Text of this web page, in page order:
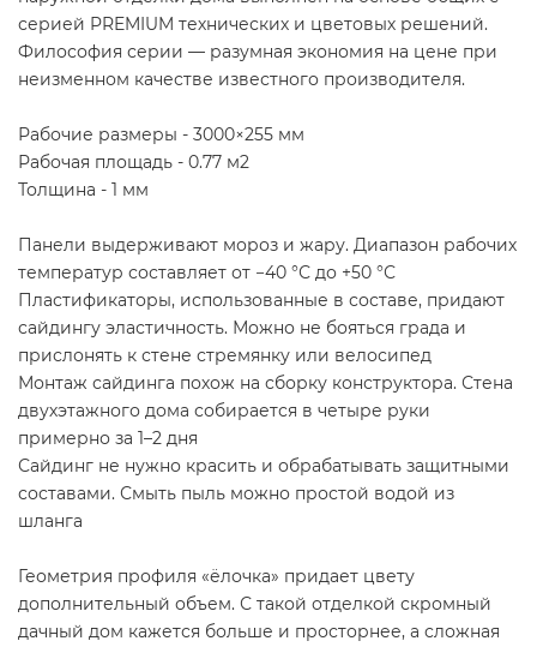
серией PREMIUM технических и цветовых решений.
Философия серии — разумная экономия на цене при
неизменном качестве известного производителя.
Рабочие размеры - 3000×255 мм
Рабочая площадь - 0.77 м2
Толщина - 1 мм
Панели выдерживают мороз и жару. Диапазон рабочих
температур составляет от −40 °С до +50 °С
Пластификаторы, использованные в составе, придают
сайдингу эластичность. Можно не бояться града и
прислонять к стене стремянку или велосипед
Монтаж сайдинга похож на сборку конструктора. Стена
двухэтажного дома собирается в четыре руки
примерно за 1–2 дня
Сайдинг не нужно красить и обрабатывать защитными
составами. Смыть пыль можно простой водой из
шланга
Геометрия профиля «ёлочка» придает цвету
дополнительный объем. С такой отделкой скромный
дачный дом кажется больше и просторнее, а сложная